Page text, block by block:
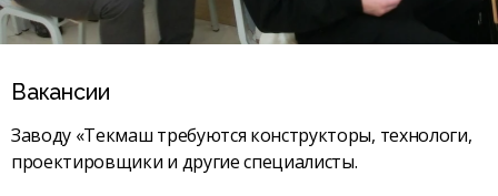
Вакансии
Заводу «Текмаш требуются конструкторы, технологи,
проектировщики и другие специалисты.